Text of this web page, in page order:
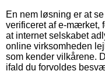
En nem løsning er at
verificeret af e-mærket,
at internet selskabet
online virksomheden
som kender vilkårene.
ifald du forvoldes